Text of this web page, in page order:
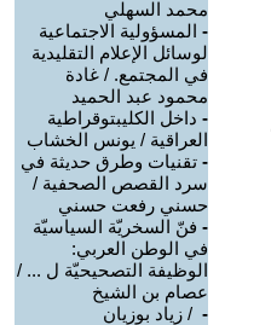
محمد السهلي
- المسؤولية الاجتماعية
لوسائل الإعلام التقليدية
في المجتمع. / غادة
محمود عبد الحميد
- داخل الكليبتوقراطية
العراقية / يونس الخشاب
- تقنيات وطرق حديثة في
سرد القصص الصحفية /
حسني رفعت حسني
- فنّ السخريّة السياسيّة
في الوطن العربي:
الوظيفة التصحيحيّة ل ... /
عصام بن الشيخ
- ‏ / زياد بوزيان